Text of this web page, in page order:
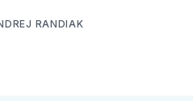
RANDIAK